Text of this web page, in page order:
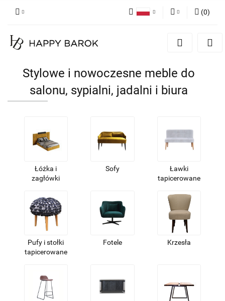
Zaloguj się
Dodaj zgłoszenie
(0)
Stylowe i nowoczesne meble do
salonu, sypialni, jadalni i biura
Łóżka i
zagłówki
Sofy
Ławki
tapicerowane
Pufy i stołki
tapicerowane
Fotele Krzesła